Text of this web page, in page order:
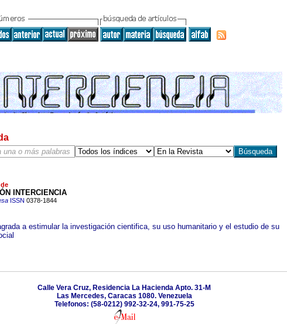
INTERCIENCIA
ISSN 0378-1844
a estimular la investigación cientifica, su uso humanitario y el estudio de su
Calle Vera Cruz, Residencia La Hacienda Apto. 31-M
Las Mercedes, Caracas 1080. Venezuela
Telefonos: (58-0212) 992-32-24, 991-75-25